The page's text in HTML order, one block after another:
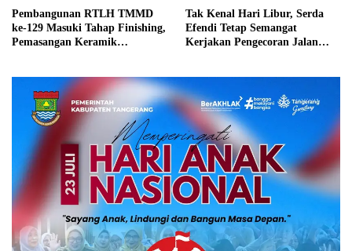
Pembangunan RTLH TMMD
ke-129 Masuki Tahap Finishing,
Pemasangan Keramik
Tak Kenal Hari Libur, Serda
Efendi Tetap Semangat
Kerjakan Pengecoran Jalan